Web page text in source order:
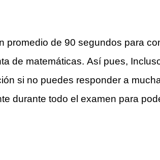
promedio de 90 segundos para
de matemáticas. Así pues,
si no puedes responder a
durante todo el examen para